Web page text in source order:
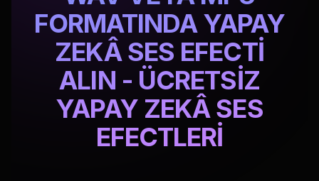
FORMATINDA YAPAY
ZEKÂ SES EFECTİ
ALIN - ÜCRETSİZ
YAPAY ZEKÂ SES
EFECTLERİ